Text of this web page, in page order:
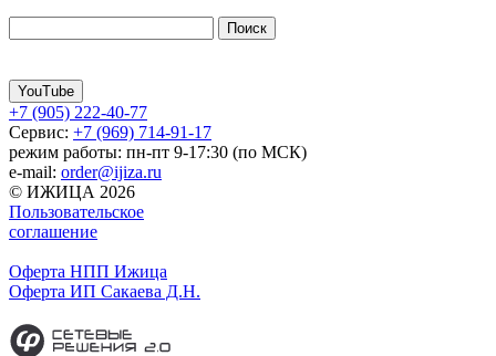
YouTube
+7 (905) 222-40-77
Сервис: +7 (969) 714-91-17
режим работы: пн-пт 9-17:30 (по МСК)
e-mail: order@ijiza.ru
© ИЖИЦА 2026
Пользовательское
соглашение
Оферта НПП Ижица
Оферта ИП Сакаева Д.Н.